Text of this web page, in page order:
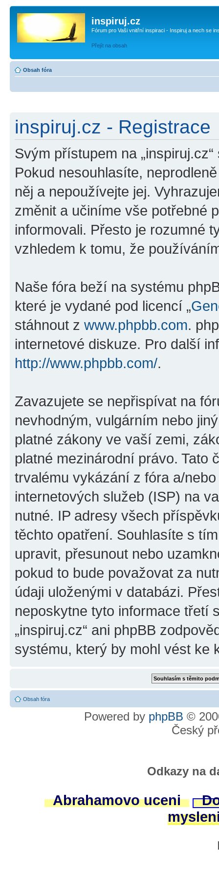
inspiruj.cz
Fórum pro Vaši vnitřní inspiraci - Inspiruj a nech se
Přejít na obsah
Obsah fóra
inspiruj.cz - Registrace
Svým přístupem na
Pokud nesouhlasíte,
něj a nepoužívejte jej.
změnit a učiníme vše potřebné
informovali. Přesto je rozumné
vzhledem k tomu, že
Naše fóra beží na systému
které je vydané pod licencí „
stáhnout z www.phpbb.com.
internetové diskuze. Pro další
http://www.phpbb.com/.
Zavazujete se nepřispívat na
nevhodným, vulgárním nebo
platné zákony ve vaší zemi,
platné mezinárodní právo. Tato
trvalému vykázání z fóra a/
internetových služeb (ISP) na
nutné. IP adresy všech
těchto opatření. Souhlasíte s
upravit, přesunout nebo
pokud to bude považovat za
údaji uloženými v databázi.
neposkytne tyto informace třetí
„inspiruj.cz“ ani phpBB
systému, který by mohl vést ke
Obsah fóra
Powered by phpBB ©
Český
Odkazy na
Abrahamovo uceni